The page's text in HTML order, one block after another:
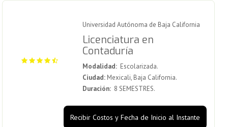
Universidad Autónoma de Baja California
Licenciatura en
Contaduría
Modalidad:Escolarizada.
Ciudad:Mexicali, Baja California.
Duración:8 SEMESTRES.
Recibir Costos y Fecha de Inicio al Instante